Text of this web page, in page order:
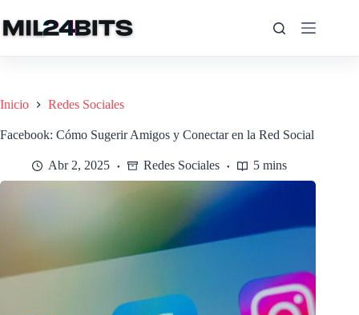
al
contenido
Inicio Redes Sociales
Facebook: Cómo Sugerir Amigos y Conectar en la Red Social
Abr 2, 2025 Redes Sociales 5 mins